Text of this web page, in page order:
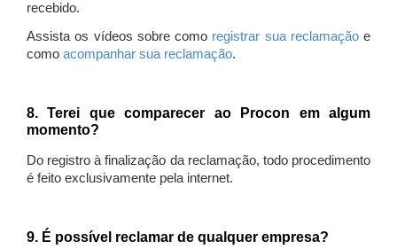
recebido.
Assista os vídeos sobre como registrar sua reclamaçãoe
como acompanhar sua reclamação.
8. Terei que comparecer ao Procon em algum
momento?
Do registro à finalização da reclamação, todo procedimento
é feito exclusivamente pela internet.
9. É possível reclamar de qualquer empresa?